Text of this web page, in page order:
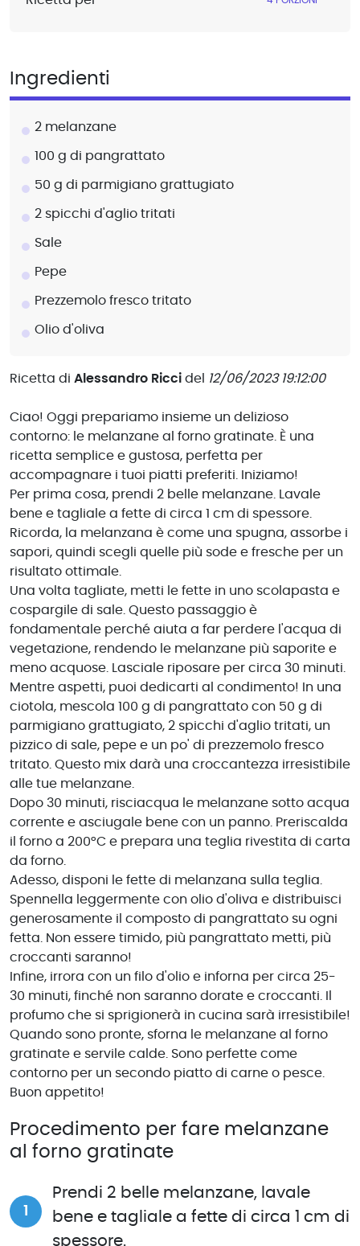
Ricetta di Alessandro Ricci del 12/06/2023 19:12:00
Ciao! Oggi prepariamo insieme un delizioso
contorno: le melanzane al forno gratinate. È una
ricetta semplice e gustosa, perfetta per
accompagnare i tuoi piatti preferiti. Iniziamo!
Per prima cosa, prendi 2 belle melanzane. Lavale
bene e tagliale a fette di circa 1 cm di spessore.
Ricorda, la melanzana è come una spugna, assorbe i
sapori, quindi scegli quelle più sode e fresche per un
risultato ottimale.
Una volta tagliate, metti le fette in uno scolapasta e
cospargile di sale. Questo passaggio è
fondamentale perché aiuta a far perdere l'acqua di
vegetazione, rendendo le melanzane più saporite e
meno acquose. Lasciale riposare per circa 30 minuti.
Mentre aspetti, puoi dedicarti al condimento! In una
ciotola, mescola 100 g di pangrattato con 50 g di
parmigiano grattugiato, 2 spicchi d'aglio tritati, un
pizzico di sale, pepe e un po' di prezzemolo fresco
tritato. Questo mix darà una croccantezza irresistibile
alle tue melanzane.
Dopo 30 minuti, risciacqua le melanzane sotto acqua
corrente e asciugale bene con un panno. Preriscalda
il forno a 200°C e prepara una teglia rivestita di carta
da forno.
Adesso, disponi le fette di melanzana sulla teglia.
Spennella leggermente con olio d'oliva e distribuisci
generosamente il composto di pangrattato su ogni
fetta. Non essere timido, più pangrattato metti, più
croccanti saranno!
Infine, irrora con un filo d'olio e inforna per circa 25-
30 minuti, finché non saranno dorate e croccanti. Il
profumo che si sprigionerà in cucina sarà irresistibile!
Quando sono pronte, sforna le melanzane al forno
gratinate e servile calde. Sono perfette come
contorno per un secondo piatto di carne o pesce.
Buon appetito!
Procedimento per fare melanzane
al forno gratinate
Prendi 2 belle melanzane, lavale
bene e tagliale a fette di circa 1 cm di
spessore.
Ingredienti
2 melanzane
100 g di pangrattato
50 g di parmigiano grattugiato
2 spicchi d'aglio tritati
Sale
Pepe
Prezzemolo fresco tritato
Olio d'oliva